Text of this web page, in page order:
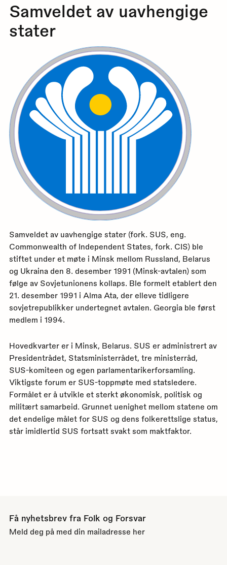
Samveldet av uavhengige
stater
Samveldet av uavhengige stater (fork. SUS, eng.
Commonwealth of Independent States, fork. CIS) ble
stiftet under et møte i Minsk mellom Russland, Belarus
og Ukraina den 8. desember 1991 (Minsk-avtalen) som
følge av Sovjetunionens kollaps. Ble formelt etablert den
21. desember 1991 i Alma Ata, der elleve tidligere
sovjetrepublikker undertegnet avtalen. Georgia ble først
medlem i 1994.
Hovedkvarter er i Minsk, Belarus. SUS er administrert av
Presidentrådet, Statsministerrådet, tre ministerråd,
SUS-komiteen og egen parlamentarikerforsamling.
Viktigste forum er SUS-toppmøte med statsledere.
Formålet er å utvikle et sterkt økonomisk, politisk og
militært samarbeid. Grunnet uenighet mellom statene om
det endelige målet for SUS og dens folkerettslige status,
står imidlertid SUS fortsatt svakt som maktfaktor.
Få nyhetsbrev fra Folk og Forsvar
Meld deg på med din mailadresse her